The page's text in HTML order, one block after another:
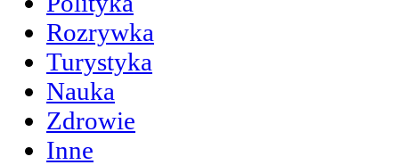
Rozrywka
Turystyka
Nauka
Zdrowie
Inne